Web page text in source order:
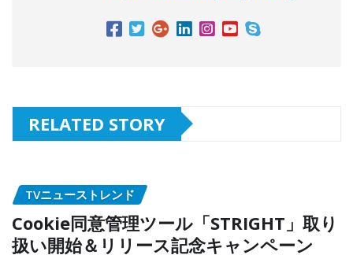
RELATED STORY
TVニューストレンド
Cookie同意管理ツール「STRIGHT」取り
扱い開始＆リリース記念キャンペーン